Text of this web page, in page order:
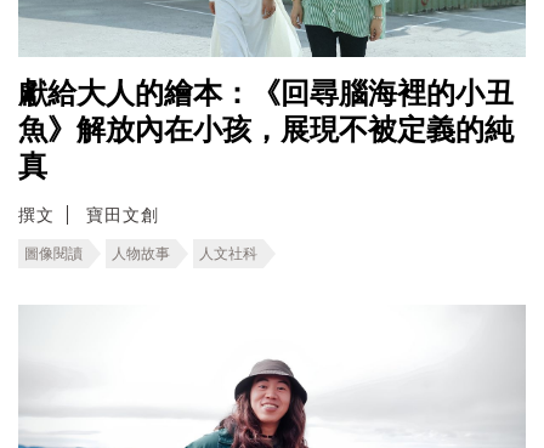
獻給大人的繪本：《回尋腦海裡的小丑
魚》解放內在小孩，展現不被定義的純
真
撰文 寶田文創
圖像閱讀 人物故事 人文社科